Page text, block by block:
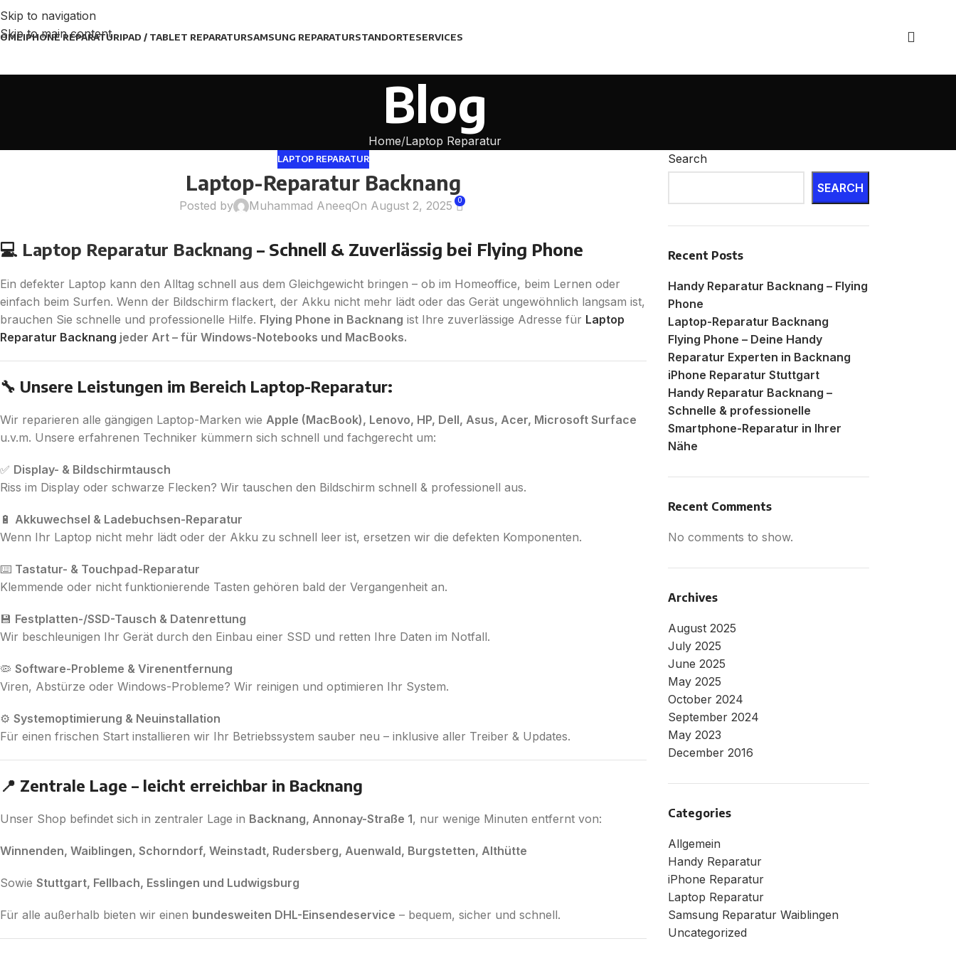
Skip to navigation
Skip to main content
IPHONE REPARATURIPAD / TABLET REPARATURSAMSUNG REPARATURSTANDORTESERVICES
Blog
Home Laptop Reparatur
LAPTOP REPARATUR
Laptop-Reparatur Backnang
Posted by Muhammad AneeqOn August 2, 2025 0
💻 Laptop Reparatur Backnang – Schnell & Zuverlässig bei Flying Phone
Ein defekter Laptop kann den Alltag schnell aus dem Gleichgewicht bringen – ob im Homeoffice, beim Lernen oder
einfach beim Surfen. Wenn der Bildschirm flackert, der Akku nicht mehr lädt oder das Gerät ungewöhnlich langsam ist,
brauchen Sie schnelle und professionelle Hilfe. Flying Phone in Backnang ist Ihre zuverlässige Adresse für Laptop
Reparatur Backnang jeder Art – für Windows-Notebooks und MacBooks.
🔧 Unsere Leistungen im Bereich Laptop-Reparatur:
Wir reparieren alle gängigen Laptop-Marken wie Apple (MacBook), Lenovo, HP, Dell, Asus, Acer, Microsoft Surface
u.v.m. Unsere erfahrenen Techniker kümmern sich schnell und fachgerecht um:
✅ Display- & Bildschirmtausch
Riss im Display oder schwarze Flecken? Wir tauschen den Bildschirm schnell & professionell aus.
🔋 Akkuwechsel & Ladebuchsen-Reparatur
Wenn Ihr Laptop nicht mehr lädt oder der Akku zu schnell leer ist, ersetzen wir die defekten Komponenten.
⌨️ Tastatur- & Touchpad-Reparatur
Klemmende oder nicht funktionierende Tasten gehören bald der Vergangenheit an.
💾 Festplatten-/SSD-Tausch & Datenrettung
Wir beschleunigen Ihr Gerät durch den Einbau einer SSD und retten Ihre Daten im Notfall.
🦠 Software-Probleme & Virenentfernung
Viren, Abstürze oder Windows-Probleme? Wir reinigen und optimieren Ihr System.
⚙️ Systemoptimierung & Neuinstallation
Für einen frischen Start installieren wir Ihr Betriebssystem sauber neu – inklusive aller Treiber & Updates.
📍 Zentrale Lage – leicht erreichbar in Backnang
Unser Shop befindet sich in zentraler Lage in Backnang, Annonay-Straße 1, nur wenige Minuten entfernt von:
Winnenden, Waiblingen, Schorndorf, Weinstadt, Rudersberg, Auenwald, Burgstetten, Althütte
Sowie Stuttgart, Fellbach, Esslingen und Ludwigsburg
Für alle außerhalb bieten wir einen bundesweiten DHL-Einsendeservice – bequem, sicher und schnell.
Search
SEARCH
Recent Posts
Handy Reparatur Backnang – Flying
Phone
Laptop-Reparatur Backnang
Flying Phone – Deine Handy
Reparatur Experten in Backnang
iPhone Reparatur Stuttgart
Handy Reparatur Backnang –
Schnelle & professionelle
Smartphone-Reparatur in Ihrer
Nähe
Recent Comments
No comments to show.
Archives
August 2025
July 2025
June 2025
May 2025
October 2024
September 2024
May 2023
December 2016
Categories
Allgemein
Handy Reparatur
iPhone Reparatur
Laptop Reparatur
Samsung Reparatur Waiblingen
Uncategorized